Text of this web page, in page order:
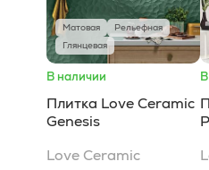
Матовая
Рельефная
Глянцевая
В наличии
Плитка Love Ceramic
Genesis
Love Ceramic